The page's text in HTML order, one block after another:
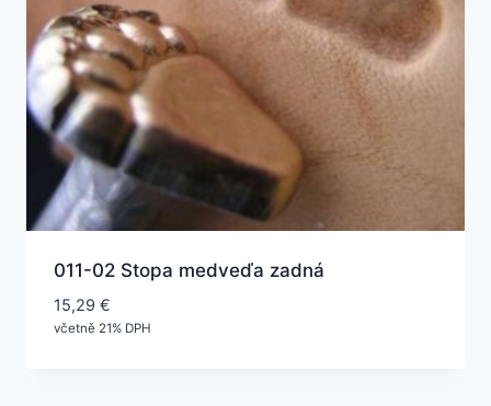
011-02 Stopa medveďa zadná
15,29 €
včetně 21% DPH